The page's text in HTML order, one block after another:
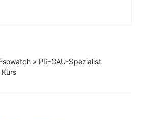
» PR-GAU-Spezialist